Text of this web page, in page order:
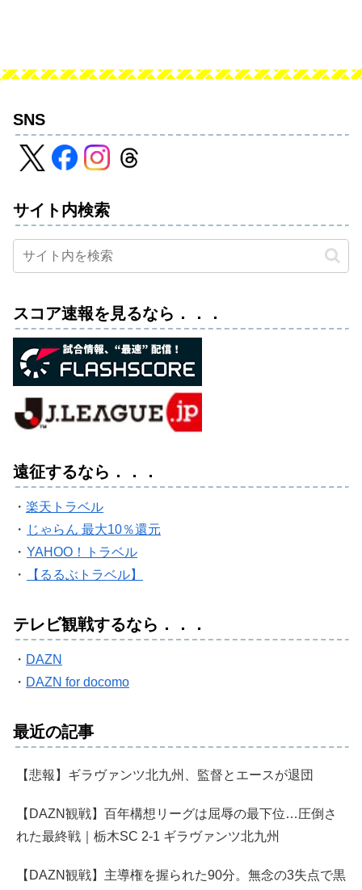
SNS
サイト内検索
スコア速報を見るなら．．．
遠征するなら．．．
・ 楽天トラベル
・ じゃらん 最大10％還元
・ YAHOO！トラベル
・
【るるぶトラベル】
テレビ観戦するなら．．．
・ DAZN
・ DAZN for docomo
最近の記事
【悲報】ギラヴァンツ北九州、監督とエースが退団
【DAZN観戦】百年構想リーグは屈辱の最下位…圧倒さ
れた最終戦｜栃木SC 2-1 ギラヴァンツ北九州
【DAZN観戦】主導権を握られた90分。無念の3失点で黒